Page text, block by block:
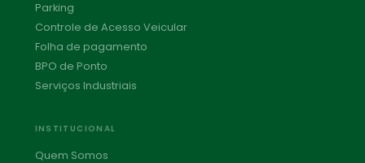
Parking
Controle de Acesso Veicular
Folha de pagamento
BPO de Ponto
Serviços Industriais
INSTITUCIONAL
Quem Somos